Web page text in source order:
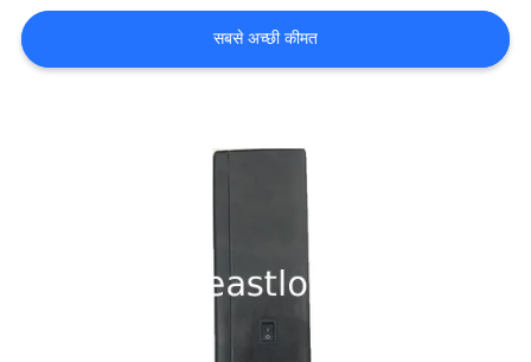
संपर्क
करें
सबसे अच्छी कीमत